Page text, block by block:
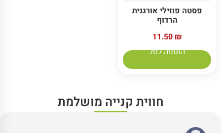
פסטה פוזילי אורגנית
הרדוף
11.50 ₪
הוספה לסל
חווית קנייה מושלמת